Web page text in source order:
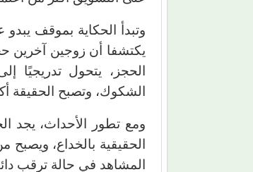
وتبدأ الحكاية بموقف
يكتشفا أن زوجين آخرين
الحجز، يتحول تدريجيًا
الشكوك، وتصبح الحقيقة
ومع تطور الأحداث، يجد
الحقيقية بالخداع،
المشاهد في حالة ترقب